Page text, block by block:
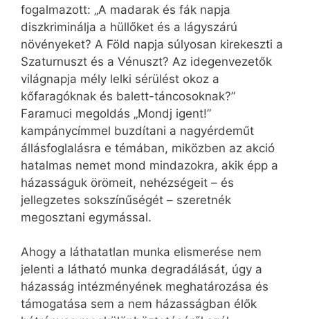
fogalmazott: „A madarak és fák napja
diszkriminálja a hüllőket és a lágyszárú
növényeket? A Föld napja súlyosan kirekeszti a
Szaturnuszt és a Vénuszt? Az idegenvezetők
világnapja mély lelki sérülést okoz a
kőfaragóknak és balett-táncosoknak?”
Faramuci megoldás „Mondj igent!”
kampánycímmel buzdítani a nagyérdeműt
állásfoglalásra e témában, miközben az akció
hatalmas nemet mond mindazokra, akik épp a
házasságuk örömeit, nehézségeit – és
jellegzetes sokszínűségét – szeretnék
megosztani egymással.
Ahogy a láthatatlan munka elismerése nem
jelenti a látható munka degradálását, úgy a
házasság intézményének meghatározása és
támogatása sem a nem házasságban élők